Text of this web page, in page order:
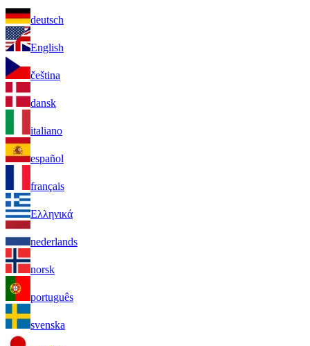
deutsch
English
čeština
dansk
italiano
español
français
Ελληνικά
nederlands
norsk
português
svenska